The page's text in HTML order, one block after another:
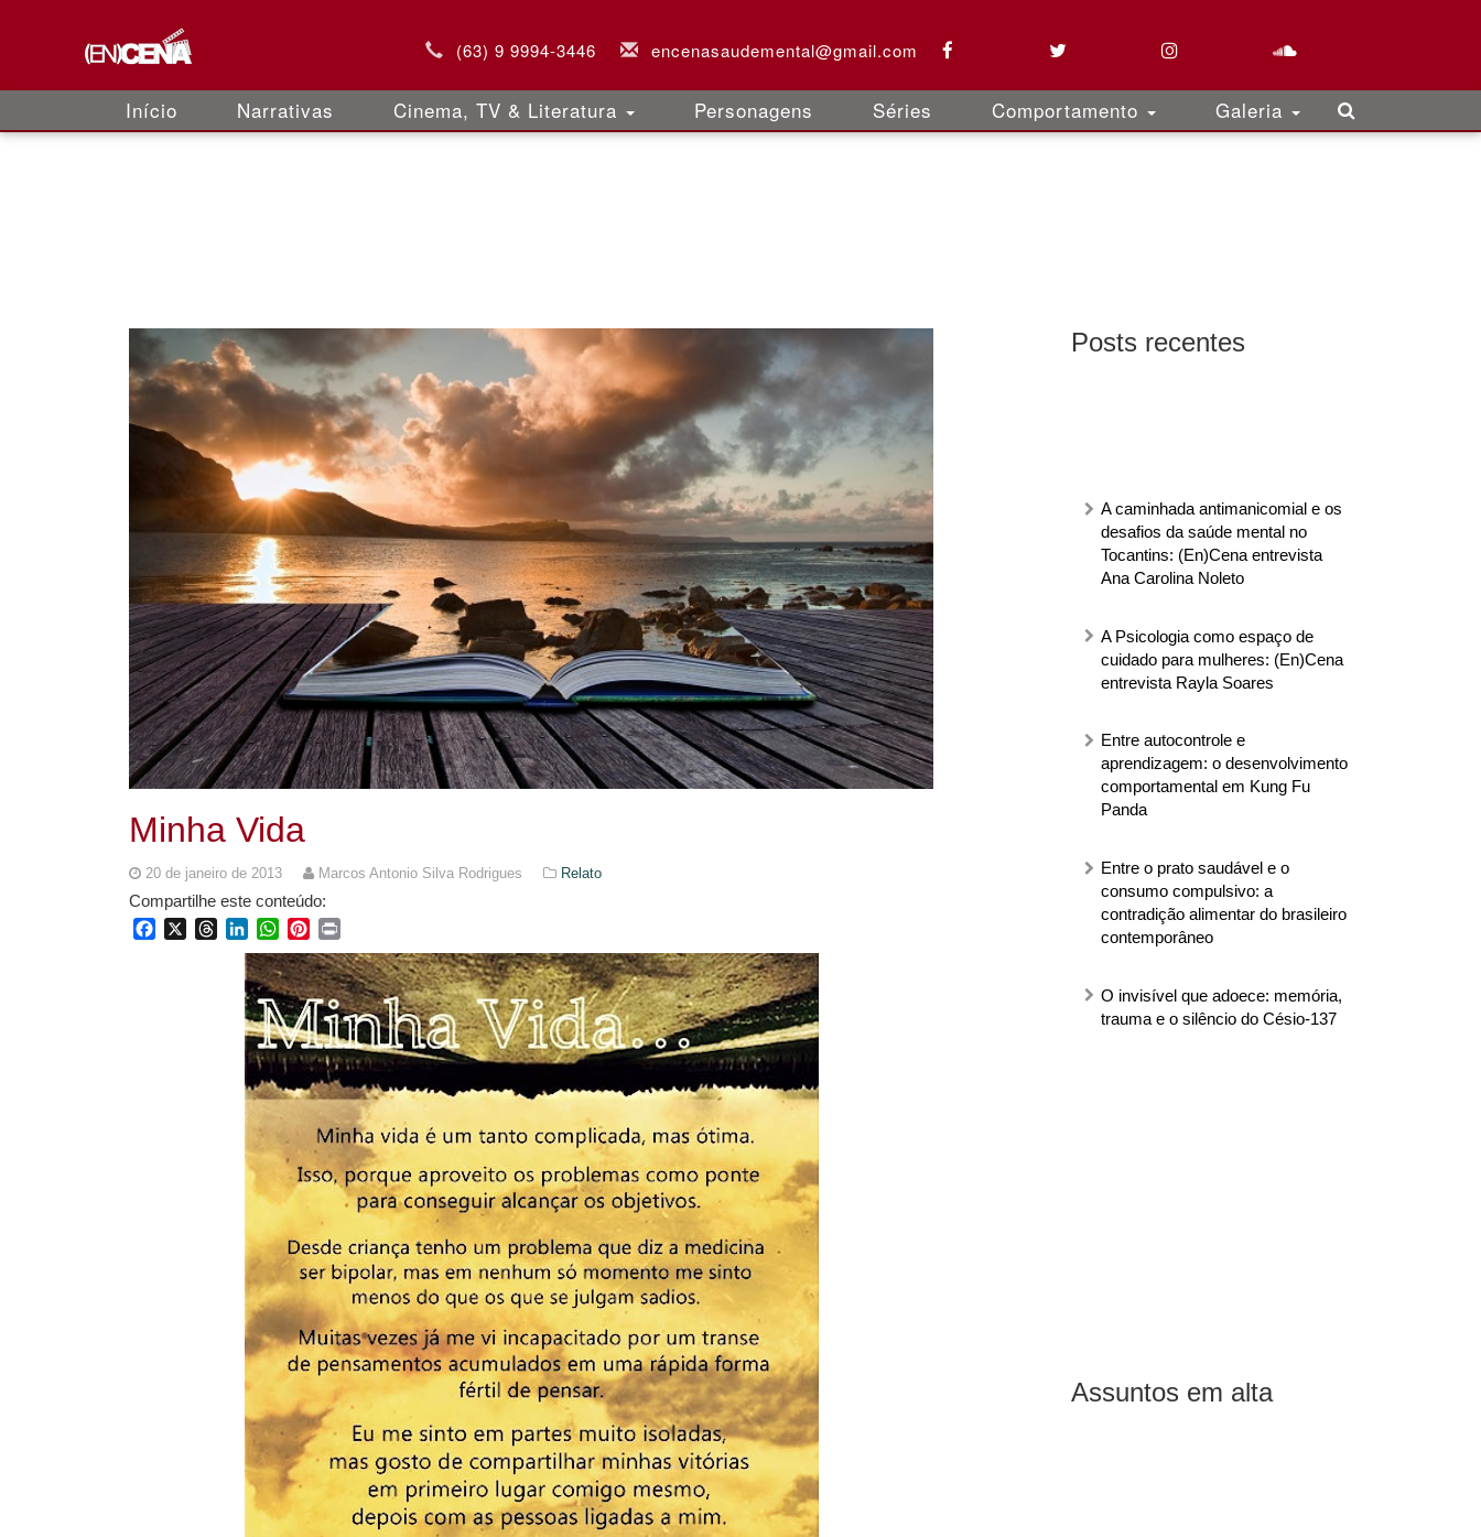
(63) 9 9994-3446 encenasaudemental@gmail.com
Início Narrativas Cinema, TV & Literatura Personagens Séries Comportamento Galeria
Posts recentes
A caminhada antimanicomial e os
desafios da saúde mental no
Tocantins: (En)Cena entrevista
Ana Carolina Noleto
A Psicologia como espaço de
cuidado para mulheres: (En)Cena
entrevista Rayla Soares
Entre autocontrole e
aprendizagem: o desenvolvimento
comportamental em Kung Fu
Panda
Entre o prato saudável e o
consumo compulsivo: a
contradição alimentar do brasileiro
contemporâneo
O invisível que adoece: memória,
trauma e o silêncio do Césio-137
Assuntos em alta
Minha Vida
20 de janeiro de 2013 Marcos Antonio Silva Rodrigues Relato
Compartilhe este conteúdo:
FacebookThreadsLinkedInWhatsApp
Pinterest